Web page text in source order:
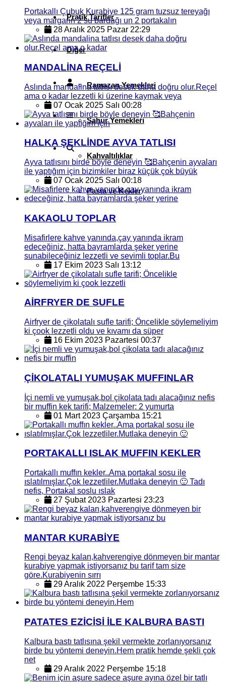
Pratik Tarifler
Diğer
Ramazan Yemekleri
Sahur Yemekleri
Kahvaltılıklar
Pasta ve Kekler
Portakallı Çubuk Kurabiye 125 gram tuzsuz tereyağı
veya margarin 2 su bardağı un 2 portakalın
28 Aralık 2025 Pazar 22:29
MANDALİNA REÇELİ
Aslında mandalina tatlısı desek daha doğru olur.Reçel
ama o kadar lezzetli ki üzerine kaymak veya
07 Ocak 2025 Salı 00:28
HALKA ŞEKLİNDE AYVA TATLISI
Ayva tatlısını birde böyle deneyin 🥰Bahçenin ayvaları
ile yaptığım için bizimkiler biraz küçük çok büyük
07 Ocak 2025 Salı 00:18
KAKAOLU TOPLAR
Misafirlere kahve yanında,çay yanında ikram
edeceğiniz, hatta bayramlarda şeker yerine
sunabileceğiniz lezzetli ve sevimli toplar.Bu
17 Ekim 2023 Salı 13:12
AİRFRYER DE SUFLE
Airfryer de çikolatalı sufle tarifi; Öncelikle söylemeliyim
ki çook lezzetli oldu ve kıvamı da süper
16 Ekim 2023 Pazartesi 00:37
ÇİKOLATALI YUMUŞAK MUFFINLAR
İçi nemli ve yumuşak,bol çikolata tadı alacağınız nefis
bir muffin kek tarifi; Malzemeler: 2 yumurta
01 Mart 2023 Çarşamba 15:21
PORTAKALLI ISLAK MUFFIN KEKLER
Portakallı muffın kekler..Ama portakal sosu ile
ıslatılmışlar.Çok lezzetliler.Mutlaka deneyin 🙂 Tadı
nefis, Portakal soslu ıslak
27 Şubat 2023 Pazartesi 23:23
MANTAR KURABİYE
Rengi beyaz kalan,kahverengiye dönmeyen bir mantar
kurabiye yapmak istiyorsanız bu tarif tam size
göre.Kurabiyenin sırrı
29 Aralık 2022 Perşembe 15:33
PATATES EZİCİSİ İLE KALBURA BASTI
Kalbura bastı tatlısına şekil vermekte zorlanıyorsanız
birde bu yöntemi deneyin.Hem pratik hemde şekli çok
net
29 Aralık 2022 Perşembe 15:18